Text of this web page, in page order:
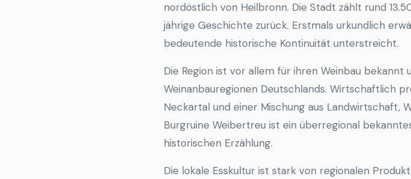
nordöstlich von Heilbronn. Die Stadt zählt rund
jährige Geschichte zurück. Erstmals urkundlich
bedeutende historische Kontinuität unterstreicht.
Die Region ist vor allem für ihren Weinbau
Weinanbauregionen Deutschlands. Wirtschaftlich
Neckartal und einer Mischung aus Landwirtschaft,
Burgruine Weibertreu ist ein überregional
historischen Erzählung.
Die lokale Esskultur ist stark von regionalen